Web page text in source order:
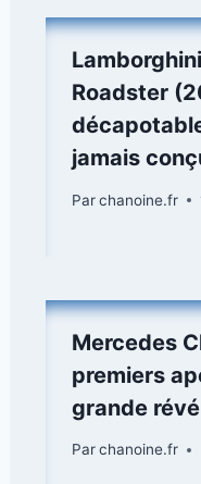
Roadster
jamais
Parchanoine.fr
Mercedes
premiers
grande
Parchanoine.fr